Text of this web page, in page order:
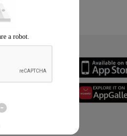
Download the App